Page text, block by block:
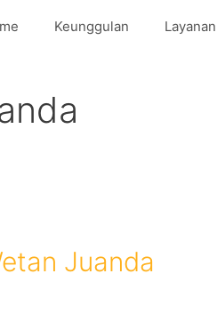
Keunggulan Layanan
Juanda